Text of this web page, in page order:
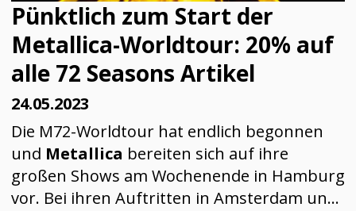
Pünktlich zum Start der
Metallica-Worldtour: 20% auf
alle 72 Seasons Artikel
24.05.2023
Die M72-Worldtour hat endlich begonnen
und Metallica bereiten sich auf ihre
großen Shows am Wochenende in Hamburg
vor. Bei ihren Auftritten in Amsterdam und